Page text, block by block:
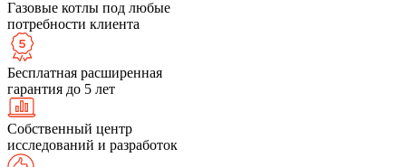
Газовые котлы под любые
потребности клиента
Бесплатная расширенная
гарантия до 5 лет
Собственный центр
исследований и разработок